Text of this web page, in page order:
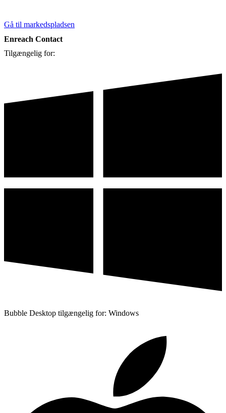
Gå til markedspladsen
Enreach Contact
Tilgængelig for:
Bubble Desktop tilgængelig for: Windows